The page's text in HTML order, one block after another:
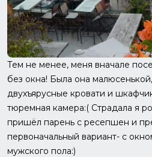
Тем не менее, меня вначале
без окна! Была она
двухъярусные кровати и
тюремная камера:( Страдала я
пришёл парень с ресепшен и
первоначальный вариант- с
мужского пола:)